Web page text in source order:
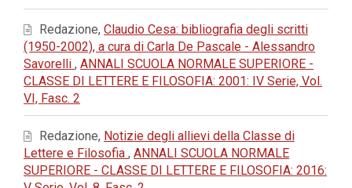
Redazione, Claudio Cesa: bibliografia degli scritti
(1950-2002), a cura di Carla De Pascale - Alessandro
Savorelli , ANNALI SCUOLA NORMALE SUPERIORE -
CLASSE DI LETTERE E FILOSOFIA: 2001: IV Serie, Vol.
VI, Fasc. 2
Redazione, Notizie degli allievi della Classe di
Lettere e Filosofia , ANNALI SCUOLA NORMALE
SUPERIORE - CLASSE DI LETTERE E FILOSOFIA: 2016: